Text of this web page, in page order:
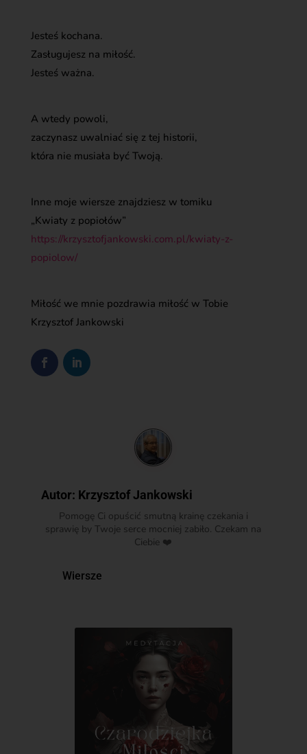
Jesteś kochana.
Zasługujesz na miłość.
Jesteś ważna.
A wtedy powoli,
zaczynasz uwalniać się z tej historii,
która nie musiała być Twoją.
Inne moje wiersze znajdziesz w tomiku
„Kwiaty z popiołów”
https://krzysztofjankowski.com.pl/kwiaty-z-
popiolow/
Miłość we mnie pozdrawia miłość w Tobie
Krzysztof Jankowski
Autor: Krzysztof Jankowski
Pomogę Ci opuścić smutną krainę czekania i
sprawię by Twoje serce mocniej zabiło. Czekam na
Ciebie ❤️
Wiersze